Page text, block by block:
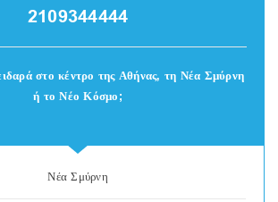
2109344444
στο κέντρο της Αθήνας, τη Νέα Σμύρνη
ή το Νέο Κόσμο;
Νέα Σμύρνη